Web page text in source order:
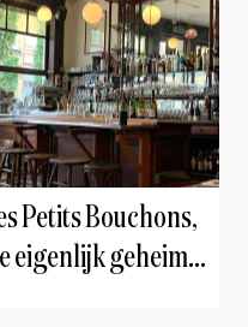
eigenlijk geheim